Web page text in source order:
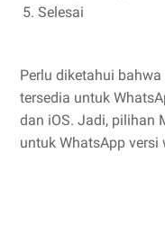
Selesai
Perlu diketahui
tersedia untuk
dan iOS. Jadi, pilihan
untuk WhatsApp versi